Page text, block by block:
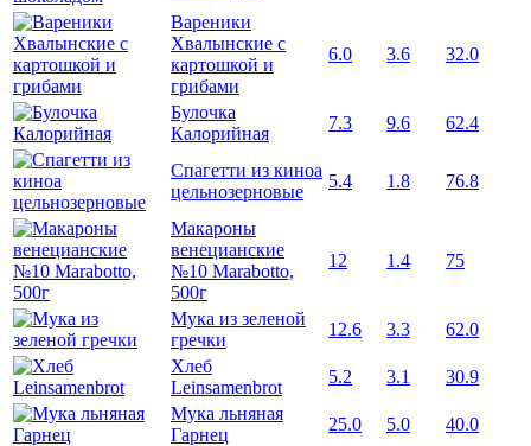
Вареники
Хвалынские с
картошкой и
грибами
6.0 3.6 32.0
Булочка
Калорийная
7.3 9.6 62.4
Спагетти из киноа
цельнозерновые
5.4 1.8 76.8
Макароны
венецианские
№10 Marabotto,
500г
12 1.4 75
Мука из зеленой
гречки
12.6 3.3
62.0
Хлеб
Leinsamenbrot
5.2 3.1
30.9
Мука льняная
Гарнец
25.0 5.0
40.0